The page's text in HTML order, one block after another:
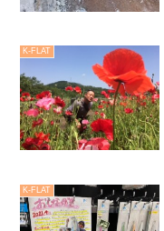
K-FLAT
K-FLAT